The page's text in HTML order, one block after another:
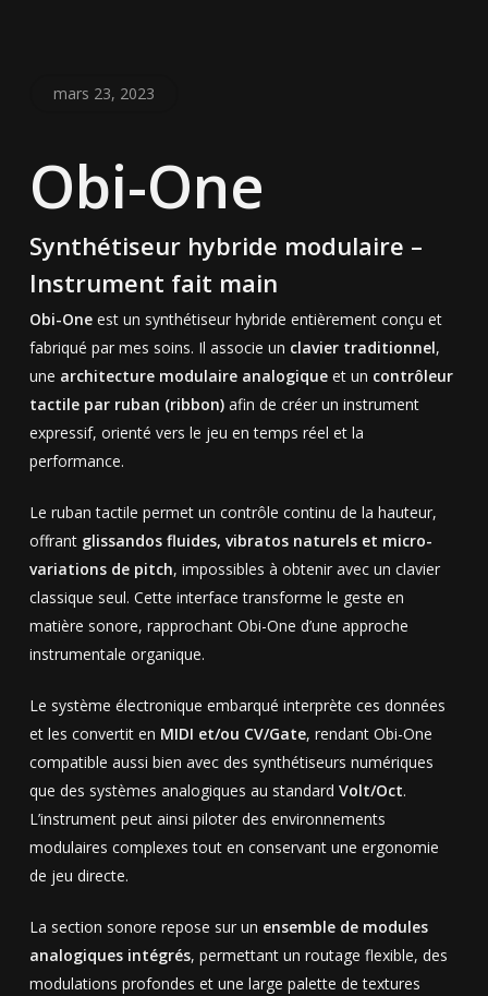
mars 23, 2023
Obi-One
Synthétiseur hybride modulaire –
Instrument fait main
Obi-Oneest un synthétiseur hybride entièrement conçu et
fabriqué par mes soins. Il associe un clavier traditionnel,
une architecture modulaire analogiqueet un contrôleur
tactile par ruban (ribbon)afin de créer un instrument
expressif, orienté vers le jeu en temps réel et la
performance.
Le ruban tactile permet un contrôle continu de la hauteur,
offrant glissandos fluides, vibratos naturels et micro-
variations de pitch, impossibles à obtenir avec un clavier
classique seul. Cette interface transforme le geste en
matière sonore, rapprochant Obi-One d’une approche
instrumentale organique.
Le système électronique embarqué interprète ces données
et les convertit en MIDI et/ou CV/Gate, rendant Obi-One
compatible aussi bien avec des synthétiseurs numériques
que des systèmes analogiques au standard Volt/Oct.
L’instrument peut ainsi piloter des environnements
modulaires complexes tout en conservant une ergonomie
de jeu directe.
La section sonore repose sur un ensemble de modules
analogiques intégrés, permettant un routage flexible, des
modulations profondes et une large palette de textures